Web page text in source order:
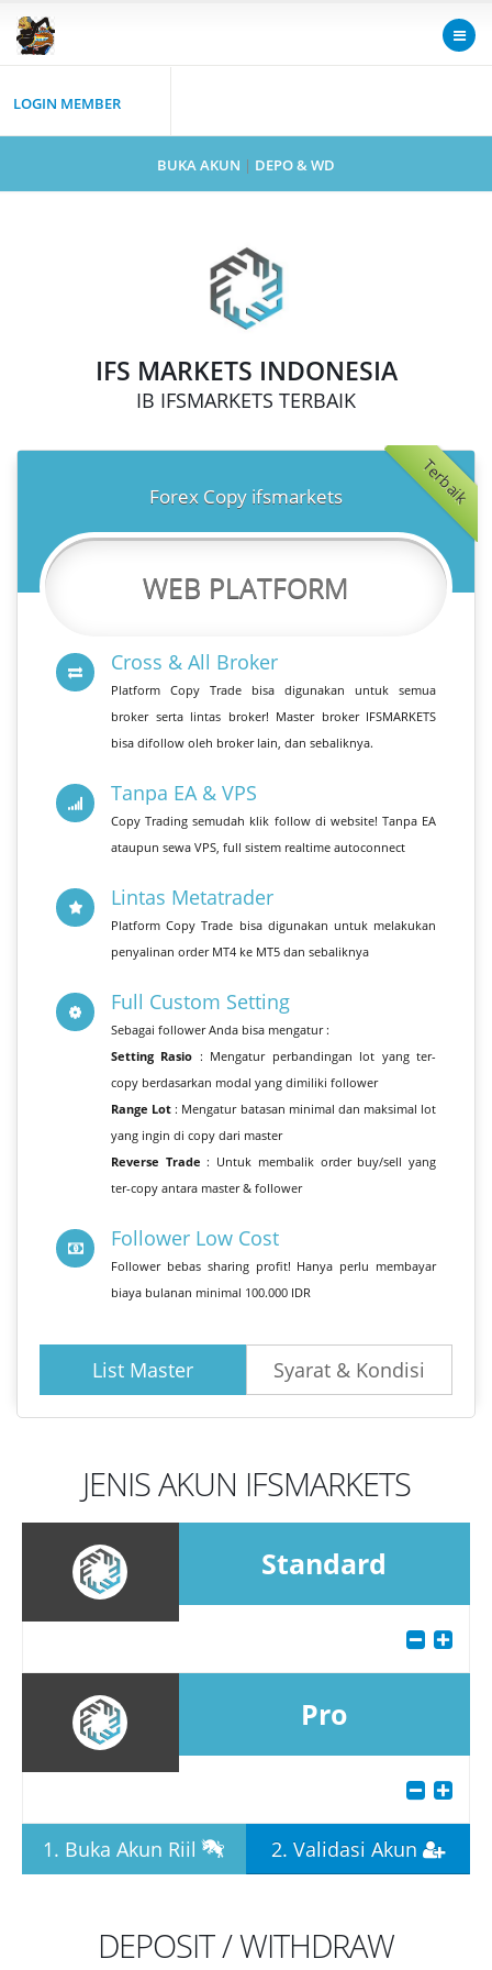
LOGIN MEMBER
BUKA AKUN | DEPO & WD
IFS MARKETS INDONESIA
IB IFSMARKETS TERBAIK
Terbaik
Forex Copy ifsmarkets
WEB PLATFORM
Cross & All Broker
Platform Copy Trade bisa digunakan untuk semua
broker serta lintas broker! Master broker IFSMARKETS
bisa difollow oleh broker lain, dan sebaliknya.
Tanpa EA & VPS
Copy Trading semudah klik follow di website! Tanpa EA
ataupun sewa VPS, full sistem realtime autoconnect
Lintas Metatrader
Platform Copy Trade bisa digunakan untuk melakukan
penyalinan order MT4 ke MT5 dan sebaliknya
Full Custom Setting
Sebagai follower Anda bisa mengatur :
Setting Rasio : Mengatur perbandingan lot yang ter-
copy berdasarkan modal yang dimiliki follower
Range Lot : Mengatur batasan minimal dan maksimal lot
yang ingin di copy dari master
Reverse Trade : Untuk membalik order buy/sell yang
ter-copy antara master & follower
Follower Low Cost
Follower bebas sharing profit! Hanya perlu membayar
biaya bulanan minimal 100.000 IDR
List Master Syarat & Kondisi
JENIS AKUN IFSMARKETS
Standard
Pro
1. Buka Akun Riil 2. Validasi Akun
DEPOSIT / WITHDRAW